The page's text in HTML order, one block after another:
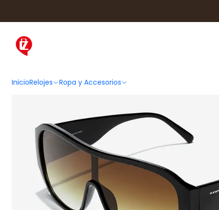
InicioRelojes Ropa y Accesorios